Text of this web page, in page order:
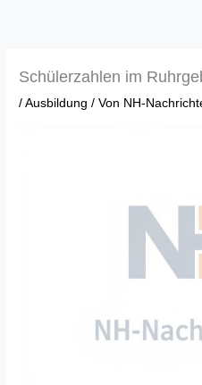
Schülerzahlen im
/Ausbildung / Von NH-